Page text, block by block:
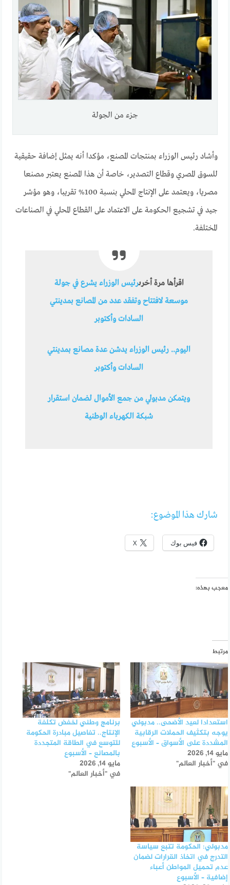
جزء من الجولة
وأشاد رئيس الوزراء بمنتجات المصنع، مؤكدا أنه يمثل إضافة حقيقية
للسوق المصري وقطاع التصدير، خاصة أن هذا المصنع يعتبر مصنعا
مصريا، ويعتمد على الإنتاج المحلي بنسبة 100% تقريبا، وهو مؤشر
جيد في تشجيع الحكومة على الاعتماد على القطاع المحلي في الصناعات
المختلفة.
اقرأها مرة أخرىرئيس الوزراء يشرع في جولة
موسعة لافتتاح وتفقد عدد من المصانع بمدينتي
السادات وأكتوبر
اليوم.. رئيس الوزراء يدشن عدة مصانع بمدينتي
السادات وأكتوبر
ويتمكن مدبولي من جمع الأموال لضمان استقرار
شبكة الكهرباء الوطنية
شارك هذا الموضوع:
فيس بوك X
معجب بهذه:
مرتبط
استعدادا لعيد الأضحى.. مدبولي
يوجه بتكثيف الحملات الرقابية
المشددة على الأسواق – الأسبوع
مايو 14, 2026
في "أخبار العالم"
برنامج وطني لخفض تكلفة
الإنتاج.. تفاصيل مبادرة الحكومة
للتوسع في الطاقة المتجددة
بالمصانع – الأسبوع
مايو 14, 2026
في "أخبار العالم"
مدبولي: الحكومة تتبع سياسة
التدرج في اتخاذ القرارات لضمان
عدم تحميل المواطن أعباء
إضافية – الأسبوع